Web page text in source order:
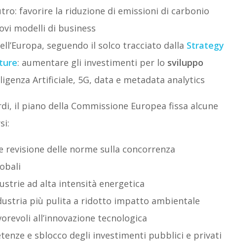
favorire la riduzione di emissioni di carbonio
modelli di business
seguendo il solco tracciato dalla Strategy
: aumentare gli investimenti per lo sviluppo
Artificiale, 5G, data e metadata analytics
il piano della Commissione Europea fissa alcune
revisione delle norme sulla concorrenza
ad alta intensità energetica
più pulita a ridotto impatto ambientale
all’innovazione tecnologica
e sblocco degli investimenti pubblici e privati